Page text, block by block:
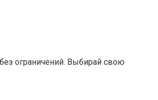
ограничений. Выбирай свою